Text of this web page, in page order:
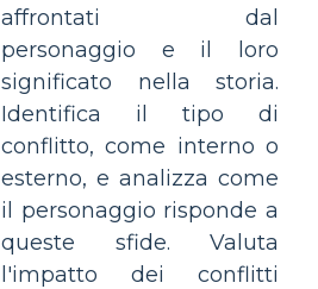
affrontati dal
personaggio e il loro
significato nella storia.
Identifica il tipo di
conflitto, come interno o
esterno, e analizza come
il personaggio risponde a
queste sfide. Valuta
l'impatto dei conflitti